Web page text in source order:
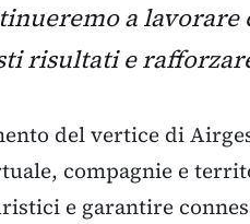
a
risultati e
del vertice di
compagnie e
e garantire